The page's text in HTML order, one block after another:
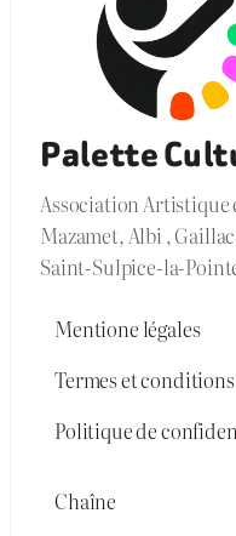
Palette
Association Artistique
Mazamet, Albi ,
Saint-Sulpice-la-
Mentione légales
Termes et conditions
Politique de
Chaîne